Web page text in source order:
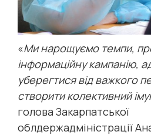
«Ми нарощуємо темпи,
інформаційну кампанію,
уберегтися від важкого
створити колективний
голова Закарпатської
облдержадміністрації